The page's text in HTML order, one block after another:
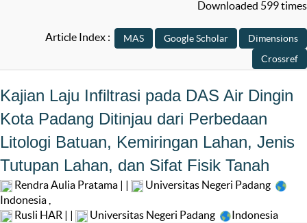
Downloaded 599 times
Article Index :
Kajian Laju Infiltrasi pada DAS Air Dingin
Kota Padang Ditinjau dari Perbedaan
Litologi Batuan, Kemiringan Lahan, Jenis
Tutupan Lahan, dan Sifat Fisik Tanah
Rendra Aulia Pratama | |
Universitas Negeri Padang
Indonesia
Rusli HAR | |
Universitas Negeri Padang Indonesia